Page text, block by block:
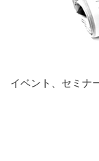
イベント、セミナ